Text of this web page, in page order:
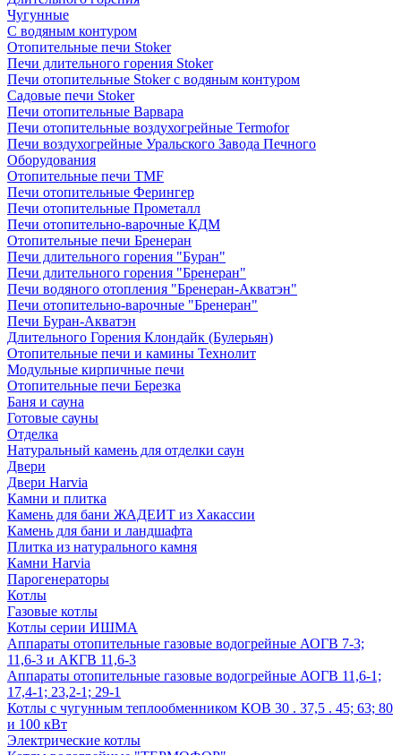
Чугунные
C водяным контуром
Отопительные печи Stoker
Печи длительного горения Stoker
Печи отопительные Stoker с водяным контуром
Садовые печи Stoker
Печи отопительные Варвара
Печи отопительные воздухогрейные Termofor
Печи воздухогрейные Уральского Завода Печного
Оборудования
Отопительные печи TMF
Печи отопительные Ферингер
Печи отопительные Прометалл
Печи отопительно-варочные КДМ
Отопительные печи Бренеран
Печи длительного горения "Буран"
Печи длительного горения "Бренеран"
Печи водяного отопления "Бренеран-Акватэн"
Печи отопительно-варочные "Бренеран"
Печи Буран-Акватэн
Длительного Горения Клондайк (Булерьян)
Отопительные печи и камины Технолит
Модульные кирпичные печи
Отопительные печи Березка
Баня и сауна
Готовые сауны
Отделка
Натуральный камень для отделки саун
Двери
Двери Harvia
Камни и плитка
Камень для бани ЖАДЕИТ из Хакассии
Камень для бани и ландшафта
Плитка из натурального камня
Камни Harvia
Парогенераторы
Котлы
Газовые котлы
Котлы серии ИШМА
Аппараты отопительные газовые водогрейные АОГВ 7-3;
11,6-3 и АКГВ 11,6-3
Аппараты отопительные газовые водогрейные АОГВ 11,6-1;
17,4-1; 23,2-1; 29-1
Котлы с чугунным теплообменником КОВ 30 . 37,5 . 45; 63; 80
и 100 кВт
Электрические котлы